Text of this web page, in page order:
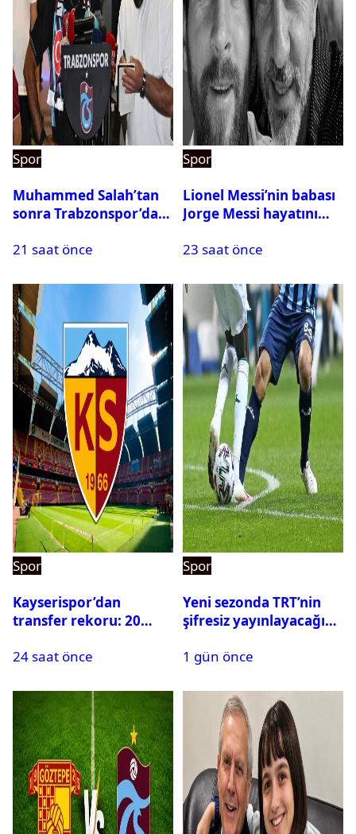
Spor
Muhammed Salah’tan
sonra Trabzonspor’dan
21 saat önce
Spor
Lionel Messi’nin babası
Jorge Messi hayatını
23 saat önce
Spor
Kayserispor’dan
transfer rekoru: 20
24 saat önce
Spor
Yeni sezonda TRT’nin
şifresiz yayınlayacağı
1 gün önce